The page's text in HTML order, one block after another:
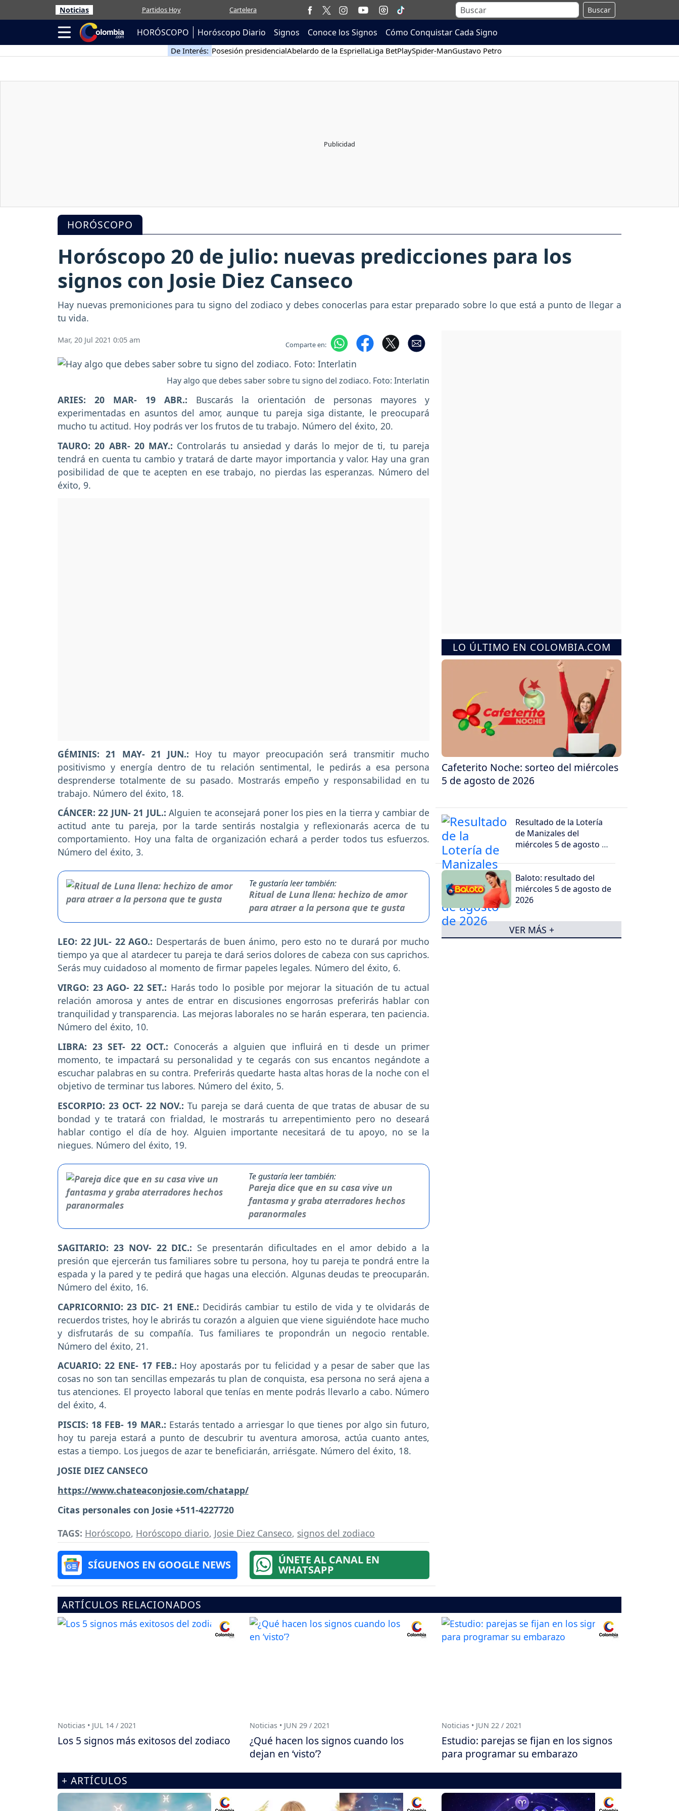
Noticias Partidos Hoy Cartelera Buscar
HORÓSCOPO Horóscopo Diario Signos Conoce los Signos Cómo Conquistar Cada Signo
De Interés: Posesión presidencialAbelardo de la EspriellaLiga BetPlaySpider-ManGustavo Petro
HORÓSCOPO
Horóscopo 20 de julio: nuevas predicciones para los
signos con Josie Diez Canseco
Hay nuevas premoniciones para tu signo del zodiaco y debes conocerlas para estar preparado sobre lo que está a punto de llegar a
tu vida.
Mar, 20 Jul 2021 0:05 am Comparte en:
Hay algo que debes saber sobre tu signo del zodiaco. Foto: Interlatin
ARIES: 20 MAR- 19 ABR.: Buscarás la orientación de personas mayores y
experimentadas en asuntos del amor, aunque tu pareja siga distante, le preocupará
mucho tu actitud. Hoy podrás ver los frutos de tu trabajo. Número del éxito, 20.
TAURO: 20 ABR- 20 MAY.: Controlarás tu ansiedad y darás lo mejor de ti, tu pareja
tendrá en cuenta tu cambio y tratará de darte mayor importancia y valor. Hay una gran
posibilidad de que te acepten en ese trabajo, no pierdas las esperanzas. Número del
éxito, 9.
GÉMINIS: 21 MAY- 21 JUN.: Hoy tu mayor preocupación será transmitir mucho
positivismo y energía dentro de tu relación sentimental, le pedirás a esa persona
desprenderse totalmente de su pasado. Mostrarás empeño y responsabilidad en tu
trabajo. Número del éxito, 18.
CÁNCER: 22 JUN- 21 JUL.: Alguien te aconsejará poner los pies en la tierra y cambiar de
actitud ante tu pareja, por la tarde sentirás nostalgia y reflexionarás acerca de tu
comportamiento. Hoy una falta de organización echará a perder todos tus esfuerzos.
Número del éxito, 3.
Te gustaría leer también:
Ritual de Luna llena: hechizo de amor
para atraer a la persona que te gusta
LEO: 22 JUL- 22 AGO.: Despertarás de buen ánimo, pero esto no te durará por mucho
tiempo ya que al atardecer tu pareja te dará serios dolores de cabeza con sus caprichos.
Serás muy cuidadoso al momento de firmar papeles legales. Número del éxito, 6.
VIRGO: 23 AGO- 22 SET.: Harás todo lo posible por mejorar la situación de tu actual
relación amorosa y antes de entrar en discusiones engorrosas preferirás hablar con
tranquilidad y transparencia. Las mejoras laborales no se harán esperara, ten paciencia.
Número del éxito, 10.
LIBRA: 23 SET- 22 OCT.: Conocerás a alguien que influirá en ti desde un primer
momento, te impactará su personalidad y te cegarás con sus encantos negándote a
escuchar palabras en su contra. Preferirás quedarte hasta altas horas de la noche con el
objetivo de terminar tus labores. Número del éxito, 5.
ESCORPIO: 23 OCT- 22 NOV.: Tu pareja se dará cuenta de que tratas de abusar de su
bondad y te tratará con frialdad, le mostrarás tu arrepentimiento pero no deseará
hablar contigo el día de hoy. Alguien importante necesitará de tu apoyo, no se la
niegues. Número del éxito, 19.
Te gustaría leer también:
Pareja dice que en su casa vive un
fantasma y graba aterradores hechos
paranormales
SAGITARIO: 23 NOV- 22 DIC.: Se presentarán dificultades en el amor debido a la
presión que ejercerán tus familiares sobre tu persona, hoy tu pareja te pondrá entre la
espada y la pared y te pedirá que hagas una elección. Algunas deudas te preocuparán.
Número del éxito, 16.
CAPRICORNIO: 23 DIC- 21 ENE.: Decidirás cambiar tu estilo de vida y te olvidarás de
recuerdos tristes, hoy le abrirás tu corazón a alguien que viene siguiéndote hace mucho
y disfrutarás de su compañía. Tus familiares te propondrán un negocio rentable.
Número del éxito, 21.
ACUARIO: 22 ENE- 17 FEB.: Hoy apostarás por tu felicidad y a pesar de saber que las
cosas no son tan sencillas empezarás tu plan de conquista, esa persona no será ajena a
tus atenciones. El proyecto laboral que tenías en mente podrás llevarlo a cabo. Número
del éxito, 4.
PISCIS: 18 FEB- 19 MAR.: Estarás tentado a arriesgar lo que tienes por algo sin futuro,
hoy tu pareja estará a punto de descubrir tu aventura amorosa, actúa cuanto antes,
estas a tiempo. Los juegos de azar te beneficiarán, arriésgate. Número del éxito, 18.
JOSIE DIEZ CANSECO
https://www.chateaconjosie.com/chatapp/
Citas personales con Josie +511-4227720
TAGS: Horóscopo, Horóscopo diario, Josie Diez Canseco, signos del zodiaco
SÍGUENOS EN GOOGLE NEWS ÚNETE AL CANAL EN
WHATSAPP
LO ÚLTIMO EN COLOMBIA.COM
Cafeterito Noche: sorteo del miércoles
5 de agosto de 2026
Resultado de la Lotería
de Manizales del
miércoles 5 de agosto de
Baloto: resultado del
miércoles 5 de agosto de
2026
VER MÁS +
ARTÍCULOS RELACIONADOS
Noticias • JUL 14 / 2021
Los 5 signos más exitosos del zodiaco
Noticias • JUN 29 / 2021
¿Qué hacen los signos cuando los
dejan en ‘visto’?
Noticias • JUN 22 / 2021
Estudio: parejas se fijan en los signos
para programar su embarazo
+ ARTÍCULOS